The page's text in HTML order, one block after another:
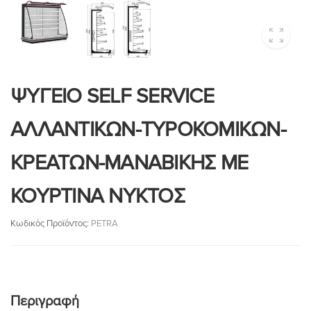
ΨΥΓΕΙΟ SELF SERVICE
ΑΛΛΑΝΤΙΚΩΝ-ΤΥΡΟΚΟΜΙΚΩΝ-
ΚΡΕΑΤΩΝ-ΜΑΝΑΒΙΚΗΣ ΜΕ
ΚΟΥΡΤΙΝΑ ΝΥΚΤΟΣ
Κωδικός Προϊόντος: PETRA
Περιγραφή